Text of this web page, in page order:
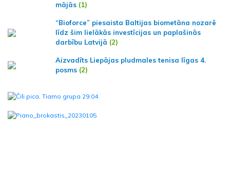
mājās (1)
“Bioforce” piesaista Baltijas biometāna nozarē
līdz šim lielākās investīcijas un paplašinās
darbību Latvijā (2)
Aizvadīts Liepājas pludmales tenisa līgas 4.
posms (2)